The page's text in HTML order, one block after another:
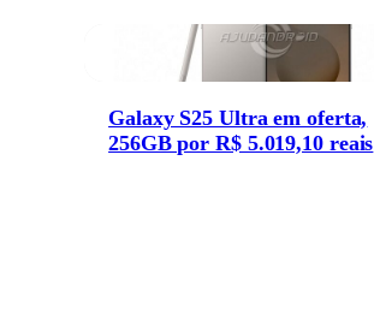
Galaxy S25 Ultra em oferta,
256GB por R$ 5.019,10 reais